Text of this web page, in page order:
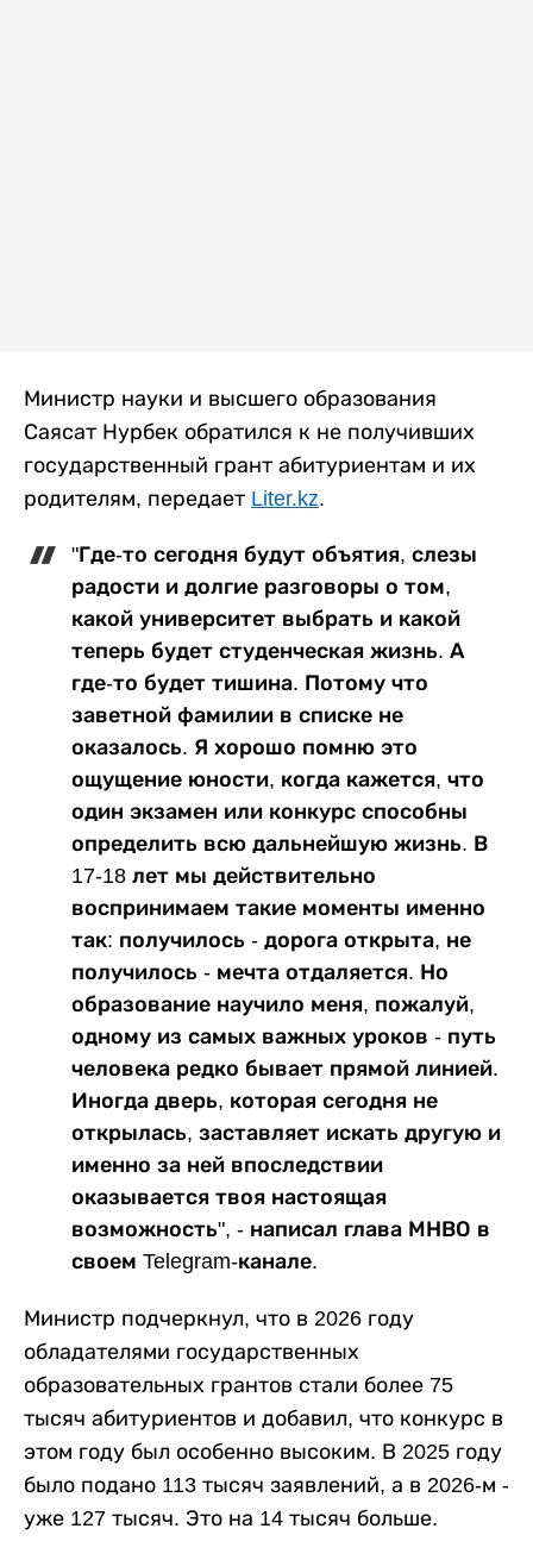
Министр науки и высшего образования
Саясат Нурбек обратился к не получивших
государственный грант абитуриентам и их
родителям, передает Liter.kz.
"Где-то сегодня будут объятия, слезы
радости и долгие разговоры о том,
какой университет выбрать и какой
теперь будет студенческая жизнь. А
где-то будет тишина. Потому что
заветной фамилии в списке не
оказалось. Я хорошо помню это
ощущение юности, когда кажется, что
один экзамен или конкурс способны
определить всю дальнейшую жизнь. В
17-18 лет мы действительно
воспринимаем такие моменты именно
так: получилось - дорога открыта, не
получилось - мечта отдаляется. Но
образование научило меня, пожалуй,
одному из самых важных уроков - путь
человека редко бывает прямой линией.
Иногда дверь, которая сегодня не
открылась, заставляет искать другую и
именно за ней впоследствии
оказывается твоя настоящая
возможность", - написал глава МНВО в
своем Telegram-канале.
Министр подчеркнул, что в 2026 году
обладателями государственных
образовательных грантов стали более 75
тысяч абитуриентов и добавил, что конкурс в
этом году был особенно высоким. В 2025 году
было подано 113 тысяч заявлений, а в 2026-м -
уже 127 тысяч. Это на 14 тысяч больше.